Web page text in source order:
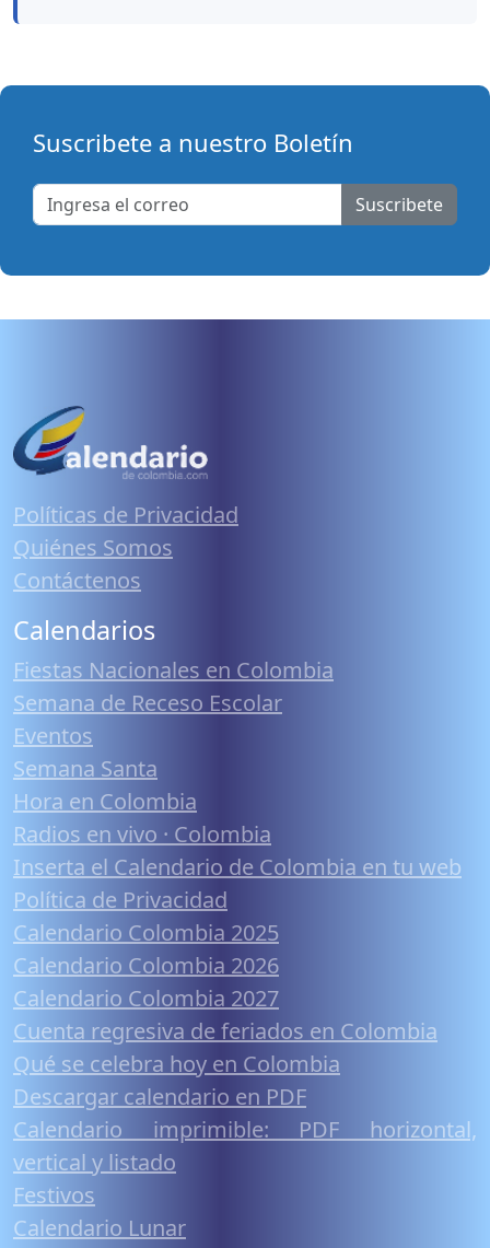
Suscribete a nuestro Boletín
Suscribete
Políticas de Privacidad
Quiénes Somos
Contáctenos
Calendarios
Fiestas Nacionales en Colombia
Semana de Receso Escolar
Eventos
Semana Santa
Hora en Colombia
Radios en vivo · Colombia
Inserta el Calendario de Colombia en tu web
Política de Privacidad
Calendario Colombia 2025
Calendario Colombia 2026
Calendario Colombia 2027
Cuenta regresiva de feriados en Colombia
Qué se celebra hoy en Colombia
Descargar calendario en PDF
Calendario imprimible: PDF horizontal,
vertical y listado
Festivos
Calendario Lunar